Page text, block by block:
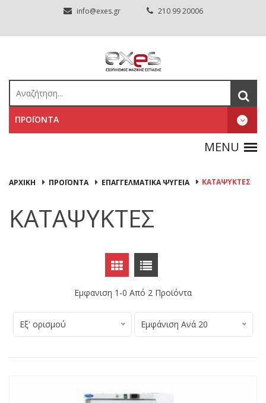
info@exes.gr 210 99 20006
ΠΡΟΪΟΝΤΑ
ΑΡΧΙΚΉ ΠΡΟΪΟΝΤΑ ΕΠΑΓΓΕΛΜΑΤΙΚΑ ΨΥΓΕΙΑ ΚΑΤΑΨΥΚΤΕΣ
ΚΑΤΑΨΥΚΤΕΣ
Εμφανιση 1-0 Από 2 Προϊόντα
Εξ' ορισμού Εμφάνιση Ανά 20